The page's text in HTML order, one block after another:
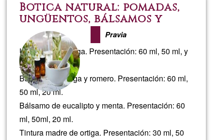
Botica natural: pomadas,
ungüentos, bálsamos y
tinturas madre
Pravia
Ungüento de ortiga. Presentación: 60 ml, 50 ml, y
20 ml.
Bálsamo de ortiga y romero. Presentación: 60 ml,
50 ml, 20 ml.
Bálsamo de eucalipto y menta. Presentación: 60
ml, 50ml, 20 ml.
Tintura madre de ortiga. Presentación: 30 ml, 50